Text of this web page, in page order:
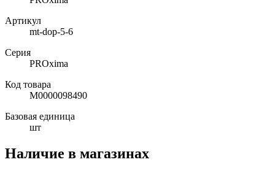
Артикул
mt-dop-5-6
Серия
PROxima
Код товара
М0000098490
Базовая единица
шт
Наличие в магазинах